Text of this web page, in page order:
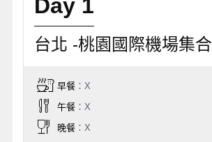
Day 1
台北 -桃園國際機場集合
早餐：X
午餐：X
晚餐：X